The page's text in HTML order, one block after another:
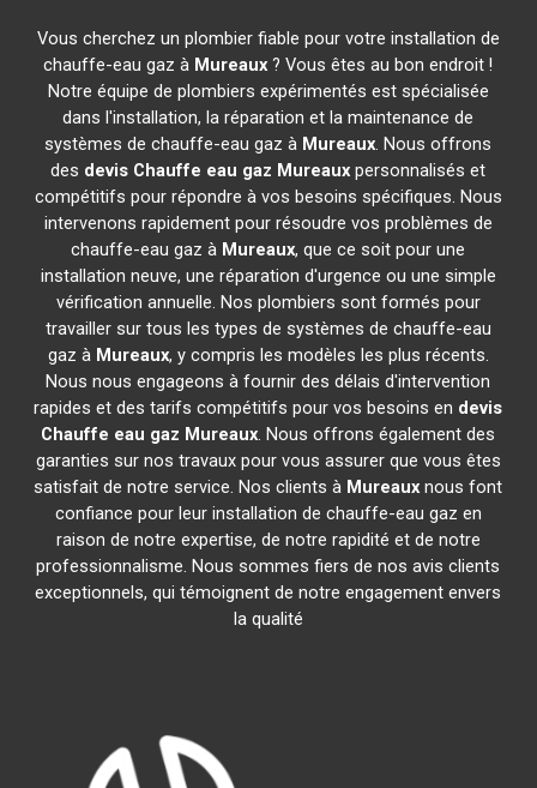
Vous cherchez un plombier fiable pour votre installation de
chauffe-eau gaz à Mureaux ? Vous êtes au bon endroit !
Notre équipe de plombiers expérimentés est spécialisée
dans l'installation, la réparation et la maintenance de
systèmes de chauffe-eau gaz à Mureaux. Nous offrons
des devis Chauffe eau gaz Mureaux personnalisés et
compétitifs pour répondre à vos besoins spécifiques. Nous
intervenons rapidement pour résoudre vos problèmes de
chauffe-eau gaz à Mureaux, que ce soit pour une
installation neuve, une réparation d'urgence ou une simple
vérification annuelle. Nos plombiers sont formés pour
travailler sur tous les types de systèmes de chauffe-eau
gaz à Mureaux, y compris les modèles les plus récents.
Nous nous engageons à fournir des délais d'intervention
rapides et des tarifs compétitifs pour vos besoins en devis
Chauffe eau gaz Mureaux. Nous offrons également des
garanties sur nos travaux pour vous assurer que vous êtes
satisfait de notre service. Nos clients à Mureaux nous font
confiance pour leur installation de chauffe-eau gaz en
raison de notre expertise, de notre rapidité et de notre
professionnalisme. Nous sommes fiers de nos avis clients
exceptionnels, qui témoignent de notre engagement envers
la qualité